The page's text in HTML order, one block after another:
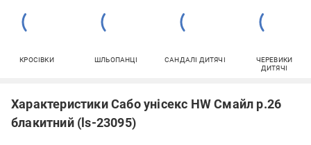
КРОСІВКИ ШЛЬОПАНЦІ САНДАЛІ ДИТЯЧІ
ЧЕРЕВИКИ
ДИТЯЧІ
Характеристики Сабо унісекс HW Смайл р.26
блакитний (ls-23095)